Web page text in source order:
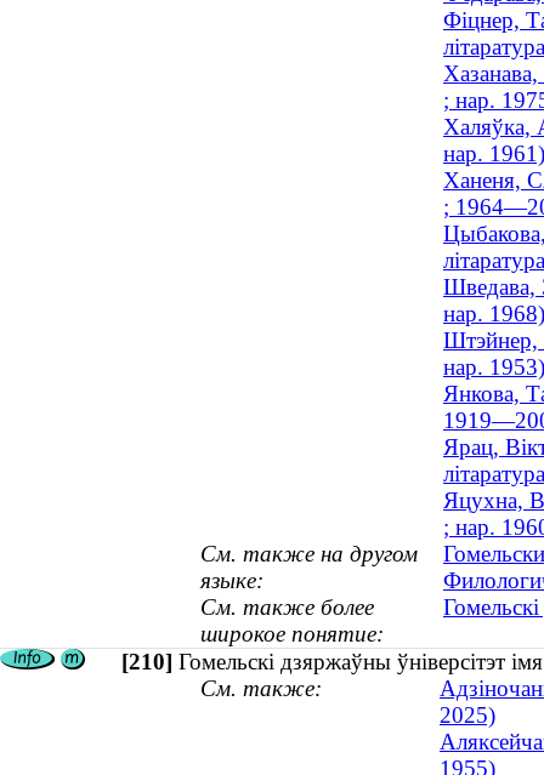
Фіцнер,
; нар.
Халяўка,
нар. 1961)
Ханеня,
;
Шведава,
нар. 1968)
Штэйнер,
нар. 1953)
Янкова,
Ярац,
Яцухна,
; нар.
См. также на другом
языке:
См. также более
широкое понятие:
[210] Гомельскі дзяржаўны ўніверсітэт
См. также:
2025)
1955)